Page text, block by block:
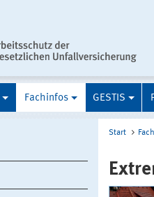
Fachinfos GESTIS
Start